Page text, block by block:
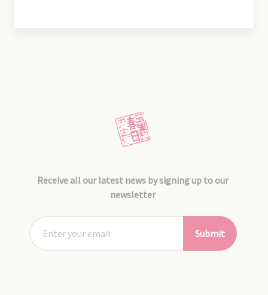
Receive all our latest news by signing up to our
newsletter
Submit